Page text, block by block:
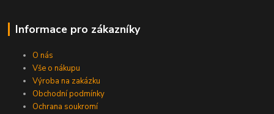
Informace pro zákazníky
O nás
Vše o nákupu
Výroba na zakázku
Obchodní podmínky
Ochrana soukromí